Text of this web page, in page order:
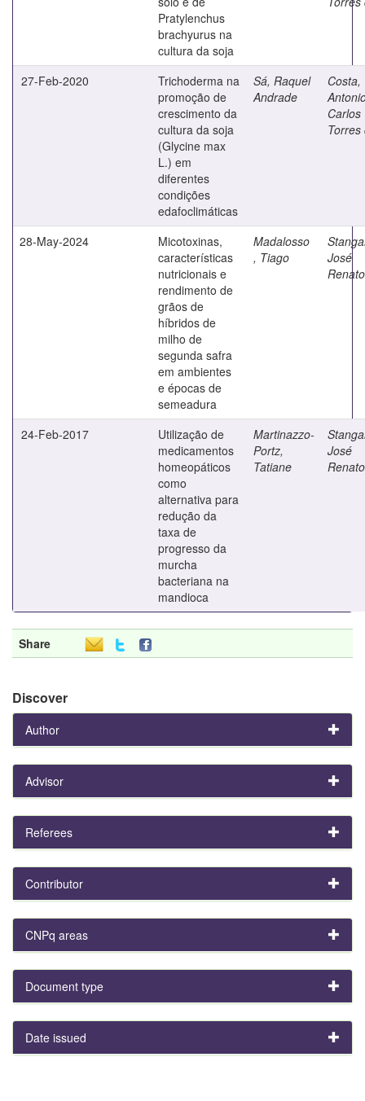
Pratylenchus
brachyurus na
cultura da soja
27-Feb-2020
Trichoderma na
promoção de
crescimento da
cultura da soja
(Glycine max
L.) em
diferentes
condições
edafoclimáticas
Sá, Raquel
Andrade
Costa,
Carlos
Torres
28-May-2024
Micotoxinas,
características
nutricionais e
rendimento de
grãos de
híbridos de
milho de
segunda safra
em ambientes
e épocas de
semeadura
Madalosso
, Tiago
José
Renato
24-Feb-2017
Utilização de
medicamentos
homeopáticos
como
alternativa para
redução da
taxa de
progresso da
murcha
bacteriana na
mandioca
Martinazzo-
Portz,
Tatiane
José
Renato
Share
Discover
Author
Advisor
Referees
Contributor
CNPq areas
Document type
Date issued